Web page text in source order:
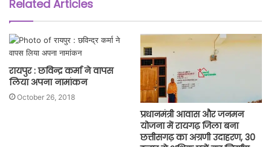
Related Articles
रायपुर : छविन्द्र कर्मा ने वापस
लिया अपना नामांकन
October 26, 2018
प्रधानमंत्री आवास और जनमन
योजना में रायगढ़ जिला बना
छत्तीसगढ़ का अग्रणी उदाहरण, 30